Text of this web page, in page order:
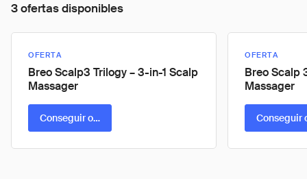
3 ofertas disponibles
OFERTA
Breo Scalp3 Trilogy – 3-in-1 Scalp
Massager
Conseguir oferta
OFERTA
Breo Scalp
Massager
Conseguir